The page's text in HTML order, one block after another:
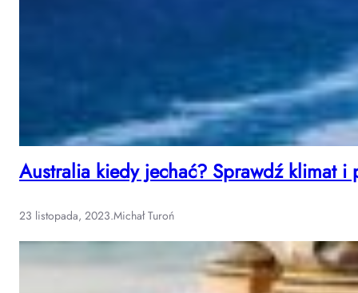
Australia kiedy jechać? Sprawdź klimat
23 listopada, 2023.Michał Turoń